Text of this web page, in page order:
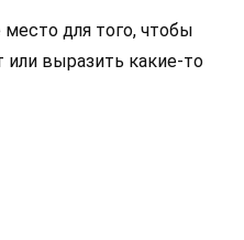
для того, чтобы
или выразить какие-то